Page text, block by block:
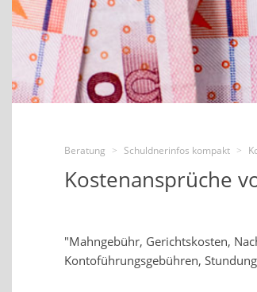
Beratung > Schuldnerinfos kompakt >
Kostenansprüche
"Mahngebühr, Gerichtskosten,
Kontoführungsgebühren,